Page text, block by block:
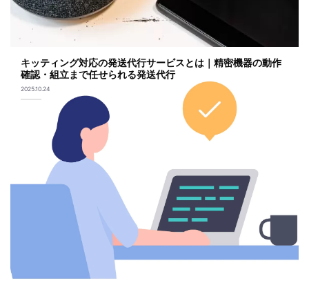
キッティング対応の発送代行サービスとは｜精密機器の動作
確認・組立まで任せられる発送代行
2025.10.24